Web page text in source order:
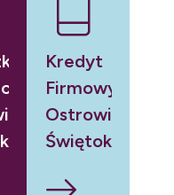
Kredyt
Firmowy
Ostrowiec
Świętokrzyski